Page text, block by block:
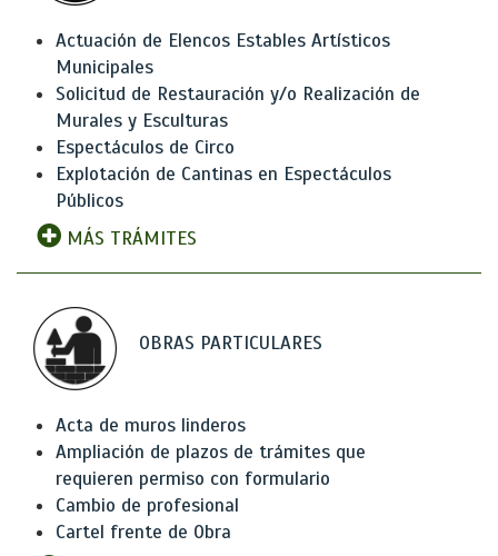
Actuación de Elencos Estables Artísticos
Municipales
Solicitud de Restauración y/o Realización de
Murales y Esculturas
Espectáculos de Circo
Explotación de Cantinas en Espectáculos
Públicos
MÁS TRÁMITES
OBRAS PARTICULARES
Acta de muros linderos
Ampliación de plazos de trámites que
requieren permiso con formulario
Cambio de profesional
Cartel frente de Obra